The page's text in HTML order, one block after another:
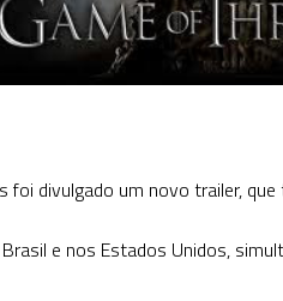
foi divulgado um novo trailer,
e nos Estados Unidos,